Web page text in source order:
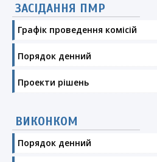
ЗАСІДАННЯ ПМР
Графік проведення комісій
Порядок денний
Проекти рішень
ВИКОНКОМ
Порядок денний